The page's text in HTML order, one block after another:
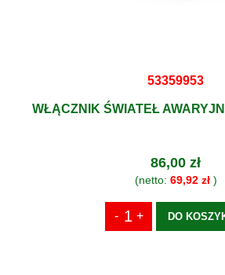
53359953
WŁĄCZNIK ŚWIATEŁ
86,00 zł
(netto: 69,92 zł)
DO